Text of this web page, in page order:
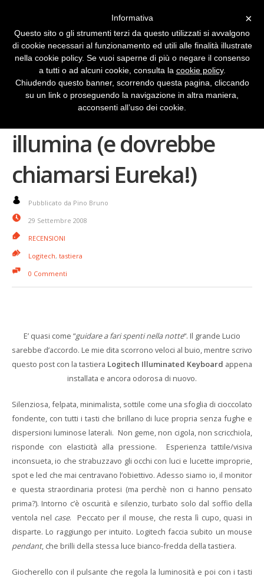
La tastiera che si
illumina (e dovrebbe
chiamarsi Eureka!)
Pubblicato da Pino Bruno
29 Settembre 2008
RECENSIONI
Logitech, tastiera
0 Commenti
E’ quasi come “guidare a fari spenti nella notte“. Il grande Lucio
sarebbe d’accordo. Le mie dita scorrono veloci al buio, mentre scrivo
questo post con la tastiera Logitech Illuminated Keyboard appena
installata e ancora odorosa di nuovo.
Silenziosa, felpata, minimalista, sottile come una sfoglia di cioccolato
fondente, con tutti i tasti che brillano di luce propria senza fughe e
dispersioni luminose laterali. Non geme, non cigola, non scricchiola,
risponde con elasticità alla pressione. Esperienza tattile/visiva
inconsueta, io che strabuzzavo gli occhi con luci e lucette improprie,
spot e led che mai centravano l’obiettivo. Adesso siamo io, il monitor
e questa straordinaria protesi (ma perchè non ci hanno pensato
prima?). Intorno c’è oscurità e silenzio, turbato solo dal soffio della
ventola nel case. Peccato per il mouse, che resta lì cupo, quasi in
disparte. Lo raggiungo per intuito. Logitech faccia subito un mouse
pendant, che brilli della stessa luce bianco-fredda della tastiera.
Giocherello con il pulsante che regola la luminosità e poi con i tasti
×
Informativa
Questo sito o gli strumenti terzi da questo utilizzati si avvalgono
di cookie necessari al funzionamento ed utili alle finalità illustrate
nella cookie policy. Se vuoi saperne di più o negare il consenso
a tutti o ad alcuni cookie, consulta la cookie policy.
Chiudendo questo banner, scorrendo questa pagina, cliccando
su un link o proseguendo la navigazione in altra maniera,
acconsenti all’uso dei cookie.